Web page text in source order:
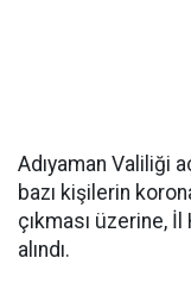
Adıyaman Valiliği
bazı kişilerin
çıkması üzerine,
alındı.